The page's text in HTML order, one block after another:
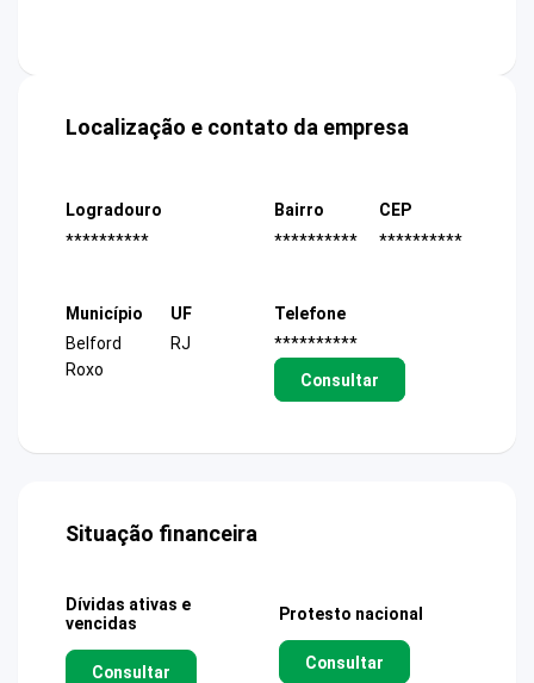
Localização e contato da empresa
Logradouro
**********
Bairro
**********
CEP
**********
Município
Belford
Roxo
UF
RJ
Telefone
**********
Consultar
Situação financeira
Dívidas ativas e
vencidas
Consultar
Protesto nacional
Consultar